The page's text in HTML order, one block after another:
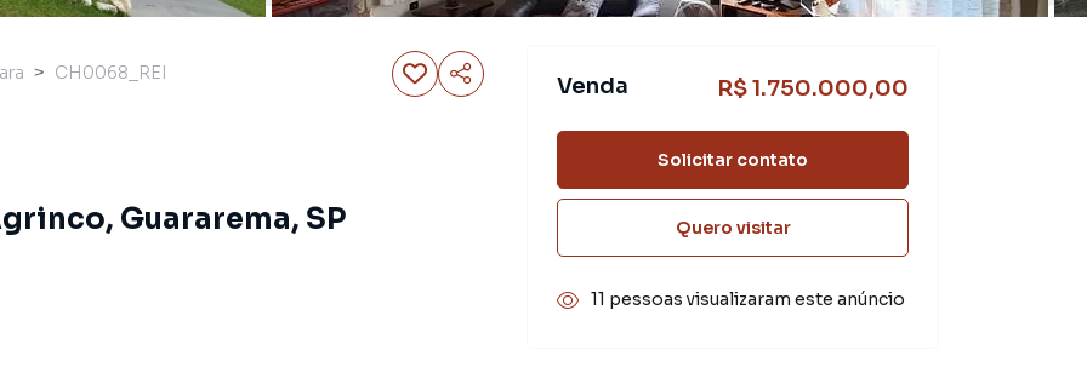
CH0068_REI
Guararema, SP
Venda R$ 1.750.000,00
Solicitar contato
Quero visitar
11 pessoas visualizaram este anúncio